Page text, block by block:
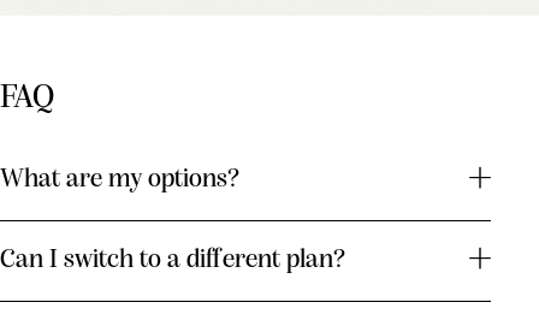
FAQ
What are my options?
Can I switch to a different plan?